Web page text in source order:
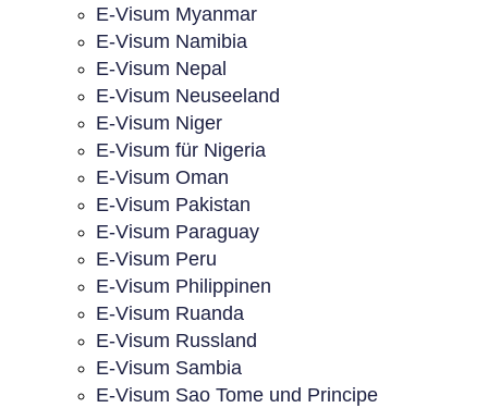
E-Visum Myanmar
E-Visum Namibia
E-Visum Nepal
E-Visum Neuseeland
E-Visum Niger
E-Visum für Nigeria
E-Visum Oman
E-Visum Pakistan
E-Visum Paraguay
E-Visum Peru
E-Visum Philippinen
E-Visum Ruanda
E-Visum Russland
E-Visum Sambia
E-Visum Sao Tome und Principe